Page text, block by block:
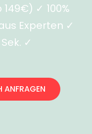
✓ 100%
Experten ✓
✓
ANFRAGEN